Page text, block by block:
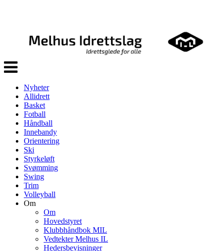
Veksle
navigasjon
Nyheter
Allidrett
Basket
Fotball
Håndball
Innebandy
Orientering
Ski
Styrkeløft
Svømming
Swing
Trim
Volleyball
Om
Om
Hovedstyret
Klubbhåndbok MIL
Vedtekter Melhus IL
Hedersbevisninger